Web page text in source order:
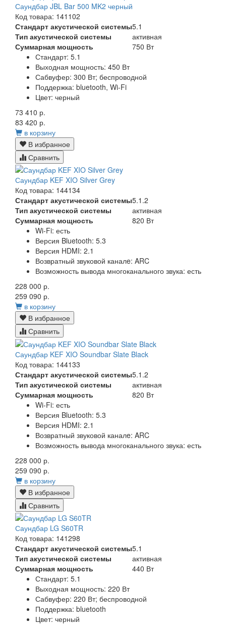
Саундбар JBL Bar 500 MK2 черный
Код товара: 141102
Стандарт акустической системы5.1
Тип акустической системы
активная
Суммарная мощность
750 Вт
Стандарт: 5.1
Выходная мощность: 450 Вт
Сабвуфер: 300 Вт; беспроводной
Поддержка: bluetooth, Wi-Fi
Цвет: черный
73 410 р.
83 420 р.
в корзину
В избранное
Сравнить
Саундбар KEF XIO Silver Grey
Код товара: 144134
Стандарт акустической системы5.1.2
Тип акустической системы
активная
Суммарная мощность
820 Вт
Wi-Fi: есть
Версия Bluetooth: 5.3
Версия HDMI: 2.1
Возвратный звуковой каналe: ARC
Возможность вывода многоканального звука: есть
228 000 р.
259 090 р.
в корзину
В избранное
Сравнить
Саундбар KEF XIO Soundbar Slate Black
Код товара: 144133
Стандарт акустической системы5.1.2
Тип акустической системы
активная
Суммарная мощность
820 Вт
Wi-Fi: есть
Версия Bluetooth: 5.3
Версия HDMI: 2.1
Возвратный звуковой каналe: ARC
Возможность вывода многоканального звука: есть
228 000 р.
259 090 р.
в корзину
В избранное
Сравнить
Саундбар LG S60TR
Код товара: 141298
Стандарт акустической системы5.1
Тип акустической системы
активная
Суммарная мощность
440 Вт
Стандарт: 5.1
Выходная мощность: 220 Вт
Сабвуфер: 220 Вт; беспроводной
Поддержка: bluetooth
Цвет: черный